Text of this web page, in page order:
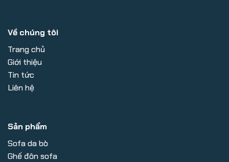
Về chúng tôi
Trang chủ
Giới thiệu
Tin tức
Liên hệ
Sản phẩm
Sofa da bò
Ghế đôn sofa